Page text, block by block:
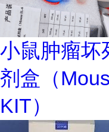
小鼠肿瘤坏
剂盒（
KIT）